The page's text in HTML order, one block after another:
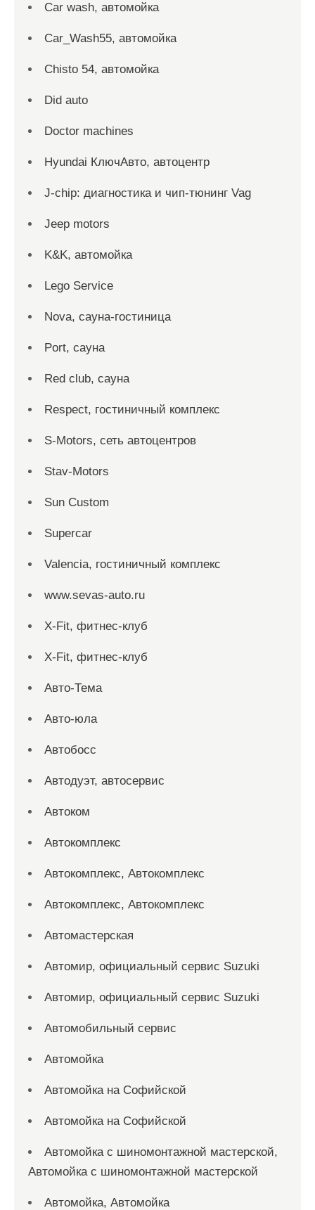
Car wash, автомойка
Car_Wash55, автомойка
Chisto 54, автомойка
Did auto
Doctor machines
Hyundai КлючАвто, автоцентр
J-chip: диагностика и чип-тюнинг Vag
Jeep motors
K&K, автомойка
Lego Service
Nova, сауна-гостиница
Port, сауна
Red сlub, сауна
Respect, гостиничный комплекс
S-Motors, сеть автоцентров
Stav-Motors
Sun Custom
Supercar
Valencia, гостиничный комплекс
www.sevas-auto.ru
X-Fit, фитнес-клуб
X-Fit, фитнес-клуб
Авто-Тема
Авто-юла
Автобосс
Автодуэт, автосервис
Автоком
Автокомплекс
Автокомплекс, Автокомплекс
Автокомплекс, Автокомплекс
Автомастерская
Автомир, официальный сервис Suzuki
Автомир, официальный сервис Suzuki
Автомобильный сервис
Автомойка
Автомойка на Софийской
Автомойка на Софийской
Автомойка с шиномонтажной мастерской,
Автомойка с шиномонтажной мастерской
Автомойка, Автомойка